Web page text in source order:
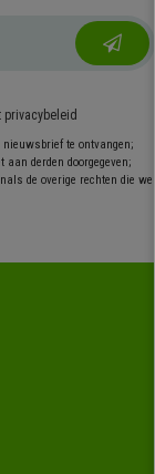
privacybeleid
te ontvangen;
derden doorgegeven;
de overige rechten die we